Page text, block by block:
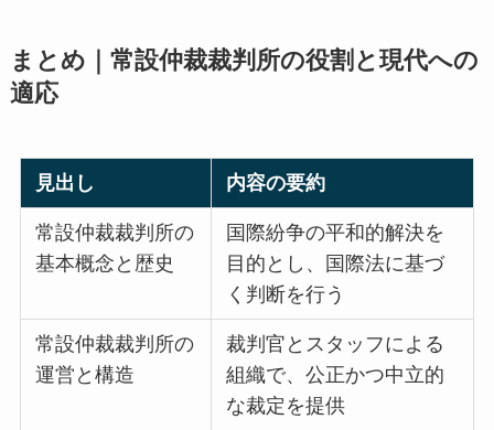
まとめ｜常設仲裁裁判所の役割と現代への
適応
見出し 内容の要約
常設仲裁裁判所の
基本概念と歴史
国際紛争の平和的解決を
目的とし、国際法に基づ
く判断を行う
常設仲裁裁判所の
運営と構造
裁判官とスタッフによる
組織で、公正かつ中立的
な裁定を提供